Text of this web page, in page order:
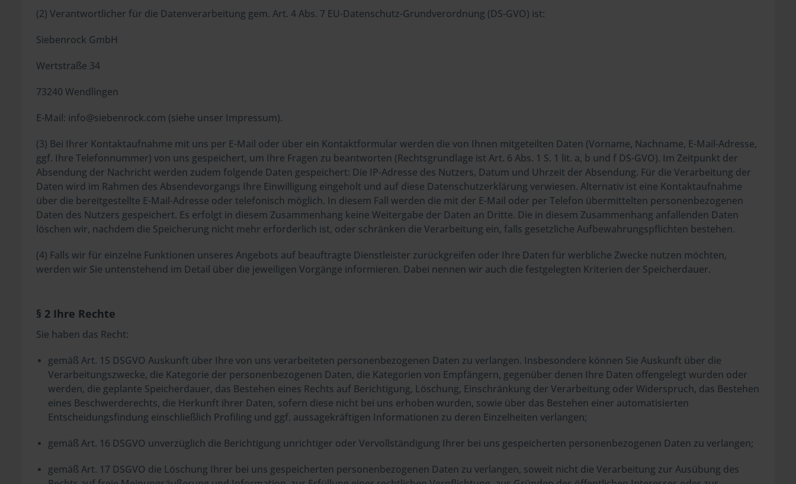
(2) Verantwortlicher für die Datenverarbeitung gem. Art. 4 Abs. 7 EU-Datenschutz-Grundverordnung (DS-GVO) ist:
Siebenrock GmbH
Wertstraße 34
73240 Wendlingen
E-Mail: info@siebenrock.com (siehe unser Impressum).
(3) Bei Ihrer Kontaktaufnahme mit uns per E-Mail oder über ein Kontaktformular werden die von Ihnen mitgeteilten Daten (Vorname, Nachname, E-Mail-Adresse,
ggf. Ihre Telefonnummer) von uns gespeichert, um Ihre Fragen zu beantworten (Rechtsgrundlage ist Art. 6 Abs. 1 S. 1 lit. a, b und f DS-GVO). Im Zeitpunkt der
Absendung der Nachricht werden zudem folgende Daten gespeichert: Die IP-Adresse des Nutzers, Datum und Uhrzeit der Absendung. Für die Verarbeitung der
Daten wird im Rahmen des Absendevorgangs Ihre Einwilligung eingeholt und auf diese Datenschutzerklärung verwiesen. Alternativ ist eine Kontaktaufnahme
über die bereitgestellte E-Mail-Adresse oder telefonisch möglich. In diesem Fall werden die mit der E-Mail oder per Telefon übermittelten personenbezogenen
Daten des Nutzers gespeichert. Es erfolgt in diesem Zusammenhang keine Weitergabe der Daten an Dritte. Die in diesem Zusammenhang anfallenden Daten
löschen wir, nachdem die Speicherung nicht mehr erforderlich ist, oder schränken die Verarbeitung ein, falls gesetzliche Aufbewahrungspflichten bestehen.
(4) Falls wir für einzelne Funktionen unseres Angebots auf beauftragte Dienstleister zurückgreifen oder Ihre Daten für werbliche Zwecke nutzen möchten,
werden wir Sie untenstehend im Detail über die jeweiligen Vorgänge informieren. Dabei nennen wir auch die festgelegten Kriterien der Speicherdauer.
§ 2 Ihre Rechte
Sie haben das Recht:
gemäß Art. 15 DSGVO Auskunft über Ihre von uns verarbeiteten personenbezogenen Daten zu verlangen. Insbesondere können Sie Auskunft über die
Verarbeitungszwecke, die Kategorie der personenbezogenen Daten, die Kategorien von Empfängern, gegenüber denen Ihre Daten offengelegt wurden oder
werden, die geplante Speicherdauer, das Bestehen eines Rechts auf Berichtigung, Löschung, Einschränkung der Verarbeitung oder Widerspruch, das Bestehen
eines Beschwerderechts, die Herkunft ihrer Daten, sofern diese nicht bei uns erhoben wurden, sowie über das Bestehen einer automatisierten
Entscheidungsfindung einschließlich Profiling und ggf. aussagekräftigen Informationen zu deren Einzelheiten verlangen;
gemäß Art. 16 DSGVO unverzüglich die Berichtigung unrichtiger oder Vervollständigung Ihrer bei uns gespeicherten personenbezogenen Daten zu verlangen;
gemäß Art. 17 DSGVO die Löschung Ihrer bei uns gespeicherten personenbezogenen Daten zu verlangen, soweit nicht die Verarbeitung zur Ausübung des